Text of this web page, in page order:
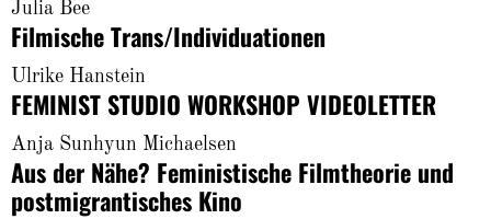
Julia Bee
Filmische Trans/Individuationen
Ulrike Hanstein
FEMINIST STUDIO WORKSHOP VIDEOLETTER
Anja Sunhyun Michaelsen
Aus der Nähe? Feministische Filmtheorie und
postmigrantisches Kino